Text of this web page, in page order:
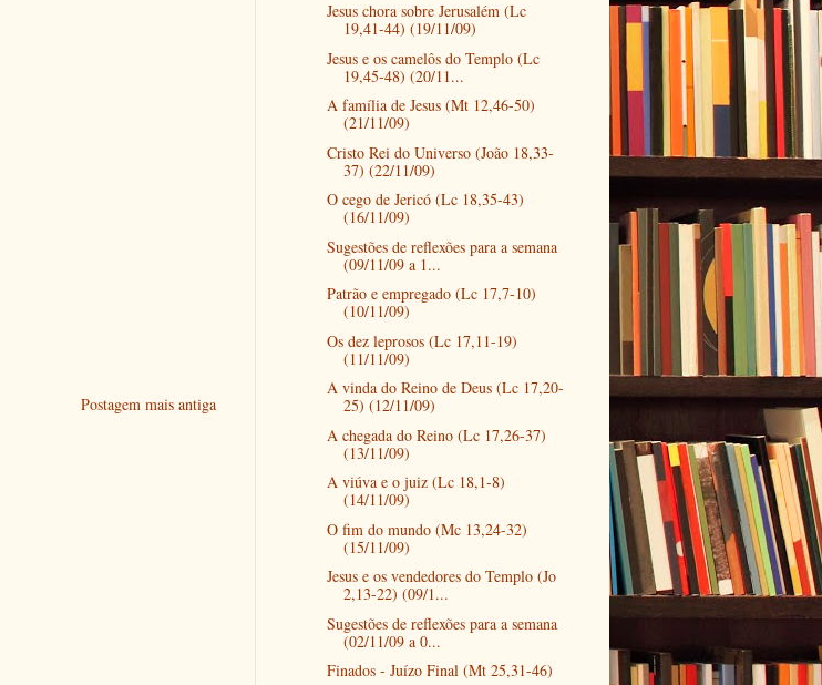
Postagem mais antiga
Jesus chora sobre Jerusalém (Lc
19,41-44) (19/11/09)
Jesus e os camelôs do Templo (Lc
19,45-48) (20/11...
A família de Jesus (Mt 12,46-50)
(21/11/09)
Cristo Rei do Universo (João 18,33-
37) (22/11/09)
O cego de Jericó (Lc 18,35-43)
(16/11/09)
Sugestões de reflexões para a semana
(09/11/09 a 1...
Patrão e empregado (Lc 17,7-10)
(10/11/09)
Os dez leprosos (Lc 17,11-19)
(11/11/09)
A vinda do Reino de Deus (Lc 17,20-
25) (12/11/09)
A chegada do Reino (Lc 17,26-37)
(13/11/09)
A viúva e o juiz (Lc 18,1-8)
(14/11/09)
O fim do mundo (Mc 13,24-32)
(15/11/09)
Jesus e os vendedores do Templo (Jo
2,13-22) (09/1...
Sugestões de reflexões para a semana
(02/11/09 a 0...
Finados - Juízo Final (Mt 25,31-46)